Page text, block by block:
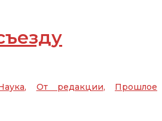
, От редакции, Прошлое